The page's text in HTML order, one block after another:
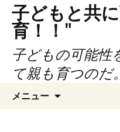
子どもと共
育！！"
子どもの可能性
て親も育つのだ。
メニュー